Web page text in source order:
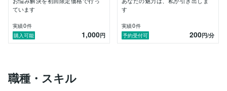
がないので「連絡すると嫌がられるのではないか」であ
なかったらどうしよう。」と思ってしまって誘えなくな
ってしまったり、他にも「自分の好きな音楽ジャンルや
自信がないというだけで、悩みというのはたくさん出て
きてしまいます。
ています
実績0件
購入可能
1,000円
す
実績0件
予約受付可
200円/分
職種・スキル